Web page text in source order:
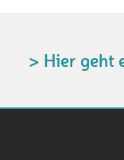
> Hier geht